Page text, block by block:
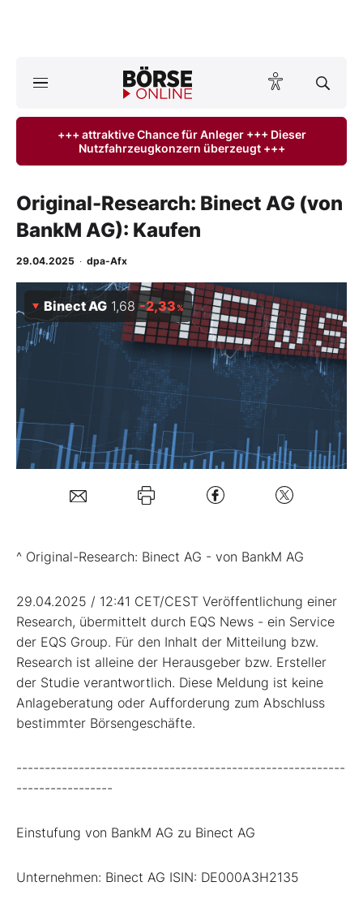
ktuelle Ausgabe BÖRSE ONLINE lesen
Anlageprodukte
Finanz-Check
Abo & Shop
BO-Musterdepots
Mein Konto
Folgen Sie uns
Kontakt
+++ attraktive Chance für Anleger +++ Dieser
Nutzfahrzeugkonzern überzeugt +++
Original-Research: Binect AG (von
BankM AG): Kaufen
29.04.2025 · dpa-Afx
Binect AG 1,68 -2,33%
^ Original-Research: Binect AG - von BankM AG
29.04.2025 / 12:41 CET/CEST Veröffentlichung einer
Research, übermittelt durch EQS News - ein Service
der EQS Group. Für den Inhalt der Mitteilung bzw.
Research ist alleine der Herausgeber bzw. Ersteller
der Studie verantwortlich. Diese Meldung ist keine
Anlageberatung oder Aufforderung zum Abschluss
bestimmter Börsengeschäfte.
----------------------------------------------------------
-----------------
Einstufung von BankM AG zu Binect AG
Unternehmen: Binect AG ISIN: DE000A3H2135